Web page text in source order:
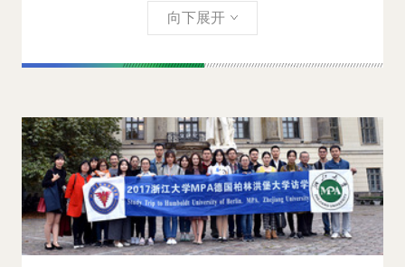
海外课程选修计划的总体设想是在培养方案中的选修课板
为2学分。“海外课程选修计划”实际上不是一门具体的课，
板块，都可以获得该门课的学分。不同的访学板块学分可
累加。
“海外课程选修计划”中的任一访学计划的教学方案由我校
MPA教育中心与对方院校共同商议后确定。教学方案以实
际应用公共管理和公共政策基础知识为目标，以海外公共
向下展开